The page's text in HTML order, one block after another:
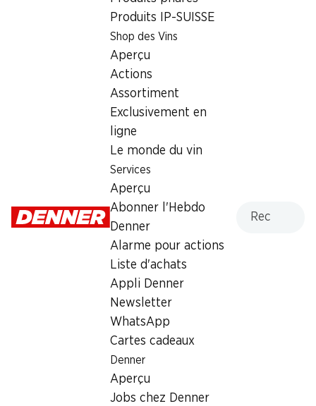
Produits IP-SUISSE
Shop des Vins
Aperçu
Actions
Assortiment
Exclusivement en
ligne
Le monde du vin
Services
Aperçu
Abonner l'Hebdo
Denner
Alarme pour actions
Liste d'achats
Appli Denner
Newsletter
WhatsApp
Cartes cadeaux
Denner
Aperçu
Jobs chez Denner
Heures d'ouverture
Vendredi
Heures d'ouverture spéciales
Sam., 15.08.2026
Retrait d'espèces avec la carte postale / M-Card